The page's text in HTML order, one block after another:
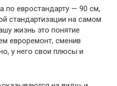
по евростандарту — 90 см,
стандартизации на самом
жизнь это понятие
евроремонт, сменив
у него свои плюсы и